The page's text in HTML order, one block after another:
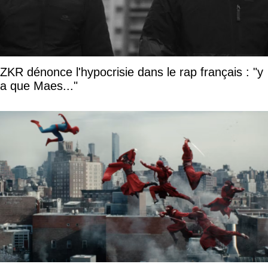
ZKR dénonce l'hypocrisie dans le rap français : "y
a que Maes..."